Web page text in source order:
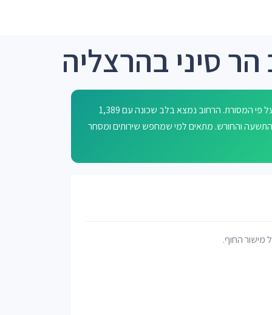
הר סיני בהרצליה
רחוב הר סיני בהרצליה נושא שם ממקור מקראי - מקום מתן התורה על פי המסורת. הרחוב נמצא בלב שכונה עם 1,389
התשעה והחורש. מתאים למי שמחפש שירותים ומסחר